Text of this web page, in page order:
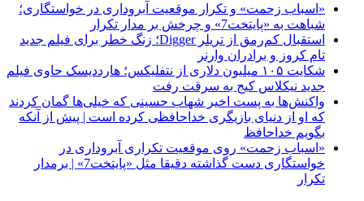
«اسباب زحمت» و تکرار موقعیت آبروداری در خواستگاری؛
شباهت به «پایتخت7» و چرخش بر مدار تکرار
استقبال کم‌رمق از تریلر Digger؛ زنگ خطر برای فیلم جدید
تام کروز و برادران وارنر
شکایت ۱۰۵ میلیون دلاری از نتفلیکس؛ هارددیسک حاوی فیلم
جدید نیکلاس کیج به سرقت رفت
واکنش‌ها به پست اخیر شهاب حسینی که خیلی‌ها گمان کردند
که او از دنیای بازیگری خداحافظی کرده است | پیش از آنکه
بگویم خداحافظ
«اسباب زحمت» روی موقعیت تکراری آبروداری در
خواستگاری دست گذاشته دقیقا مثل «پایتخت7» | برمدار
تکرار